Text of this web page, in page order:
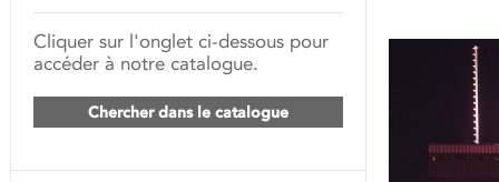
Cliquer sur l'onglet ci-dessous pour
accéder à notre catalogue.
Chercher dans le catalogue